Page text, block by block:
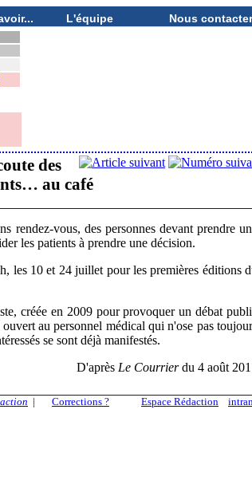
L'équipe Nous contacter
des
au café
rendez-vous, des personnes devant prendre
les patients à prendre une décision.
les 10 et 24 juillet pour les premières éditions
créée en 2009 pour provoquer un débat
au personnel médical qui n'ose pas
se sont déjà manifestés.
D'après Le Courrierdu 4 août
Espace Rédaction
| Corrections ?